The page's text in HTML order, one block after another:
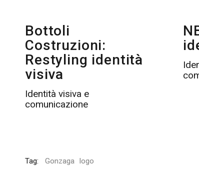
Bottoli
Costruzioni:
Restyling identità
visiva
Identità visiva e
comunicazione
Tag: Gonzaga logo